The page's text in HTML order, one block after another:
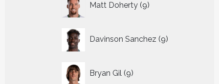
Matt Doherty 9
producten
Davinson Sanchez 9
producten
Bryan Gil 9
producten